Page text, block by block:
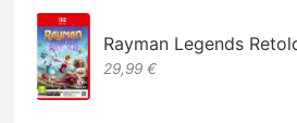
Rayman Legends
29,99 €